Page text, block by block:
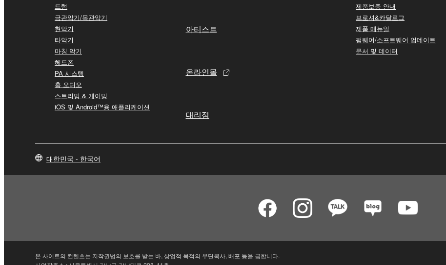
드럼
금관악기/목관악기
현악기
타악기
마칭 악기
헤드폰
PA 시스템
홈 오디오
스트리밍 & 게이밍
iOS 및 Android™용 애플리케이션
아티스트
온라인몰
대리점
제품보증 안내
브로셔&카달로그
제품 매뉴얼
펌웨어/소프트웨어 업데이트
문서 및 데이터
대한민국 - 한국어
본 사이트의 컨텐츠는 저작권법의 보호를 받는 바, 상업적 목적의 무단복사, 배포 등을 금합니다.